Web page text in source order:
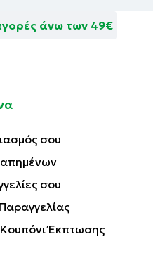
άνω των 49€
σου
σου
Έκπτωσης